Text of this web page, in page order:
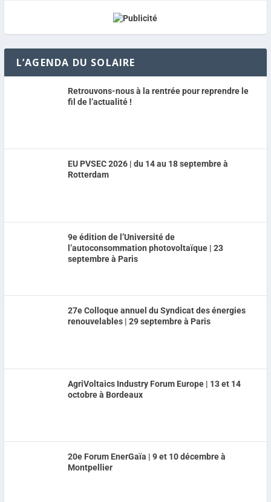
L’AGENDA DU SOLAIRE
Retrouvons-nous à la rentrée pour reprendre le
fil de l’actualité !
EU PVSEC 2026 | du 14 au 18 septembre à
Rotterdam
9e édition de l’Université de
l’autoconsommation photovoltaïque | 23
septembre à Paris
27e Colloque annuel du Syndicat des énergies
renouvelables | 29 septembre à Paris
AgriVoltaics Industry Forum Europe | 13 et 14
octobre à Bordeaux
20e Forum EnerGaïa | 9 et 10 décembre à
Montpellier